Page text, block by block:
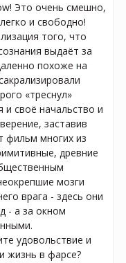
Это очень смешно,
и свободно!
того, что
выдаёт за
похоже на
«треснул»
и своё начальство и
заставив
фильм многих из
древние
мозги
врага - здесь они
- а за окном
удовольствие и
жизнь в фарсе?